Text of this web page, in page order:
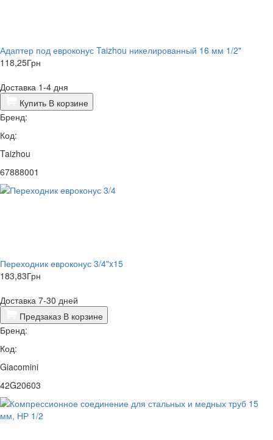
Адаптер под евроконус Taizhou никелированный 16 мм 1/2"
118,25Грн
Доставка 1-4 дня
Купить В корзине
Бренд:
Код:
Taizhou
67888001
Переходник евроконус 3/4"x15
183,83Грн
Доставка 7-30 дней
Предзаказ В корзине
Бренд:
Код:
Giacomini
42G20603